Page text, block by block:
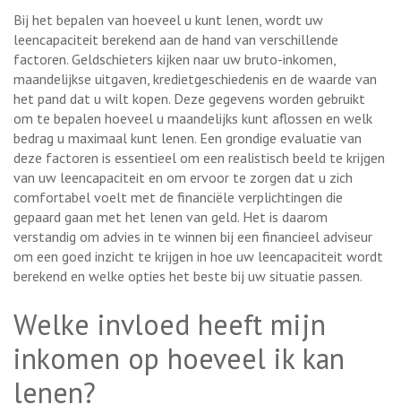
Bij het bepalen van hoeveel u kunt lenen, wordt uw
leencapaciteit berekend aan de hand van verschillende
factoren. Geldschieters kijken naar uw bruto-inkomen,
maandelijkse uitgaven, kredietgeschiedenis en de waarde van
het pand dat u wilt kopen. Deze gegevens worden gebruikt
om te bepalen hoeveel u maandelijks kunt aflossen en welk
bedrag u maximaal kunt lenen. Een grondige evaluatie van
deze factoren is essentieel om een realistisch beeld te krijgen
van uw leencapaciteit en om ervoor te zorgen dat u zich
comfortabel voelt met de financiële verplichtingen die
gepaard gaan met het lenen van geld. Het is daarom
verstandig om advies in te winnen bij een financieel adviseur
om een goed inzicht te krijgen in hoe uw leencapaciteit wordt
berekend en welke opties het beste bij uw situatie passen.
Welke invloed heeft mijn
inkomen op hoeveel ik kan
lenen?